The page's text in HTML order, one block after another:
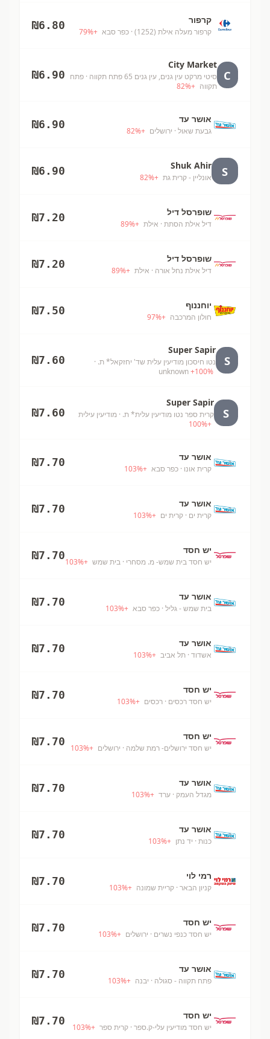
קרפור
קרפור מעלה אילת (1252) · כפר סבא +
79%
₪6.80
C
City Market
סיטי מרקט עין גנים, עין גנים 65 פתח תקווה
· פתח
תקווה +
82%
₪6.90
אושר עד
גבעת שאול · ירושלים +
82%
₪6.90
S
Shuk Ahir
אונליין - קרית גת +
82%
₪6.90
שופרסל דיל
דיל אילת הסתת · אילת +
89%
₪7.20
שופרסל דיל
דיל אילת נחל אורה · אילת +
89%
₪7.20
יוחננוף
חולון המרכבה +
97%
₪7.50
S
Super Sapir
נטו חיסכון מודיעין עלית שד' יחזקאל* ת. ·
unknown+100%
₪7.60
S
Super Sapir
קרית ספר נטו מודיעין עלית* ת. · מודיעין עילית
+
100%
₪7.60
אושר עד
קרית אונו · כפר סבא +
103%
₪7.70
אושר עד
קרית ים · קרית ים +
103%
₪7.70
יש חסד
יש חסד בית שמש- מ. מסחרי · בית שמש +
103%
₪7.70
אושר עד
בית שמש - גליל · כפר סבא +
103%
₪7.70
אושר עד
אשדוד · תל אביב +
103%
₪7.70
יש חסד
יש חסד רכסים · רכסים +
103%
₪7.70
יש חסד
יש חסד ירושלים- רמת שלמה · ירושלים +
103%
₪7.70
אושר עד
מגדל העמק · ערד +
103%
₪7.70
אושר עד
כנות · יד נתן +
103%
₪7.70
רמי לוי
קניון הבאר · קריית שמונה +
103%
₪7.70
יש חסד
יש חסד כנפי נשרים · ירושלים +
103%
₪7.70
אושר עד
פתח תקווה - סגולה · יבנה +
103%
₪7.70
יש חסד
יש חסד מודיעין עלי-ק.ספר · קרית ספר +
103%
₪7.70